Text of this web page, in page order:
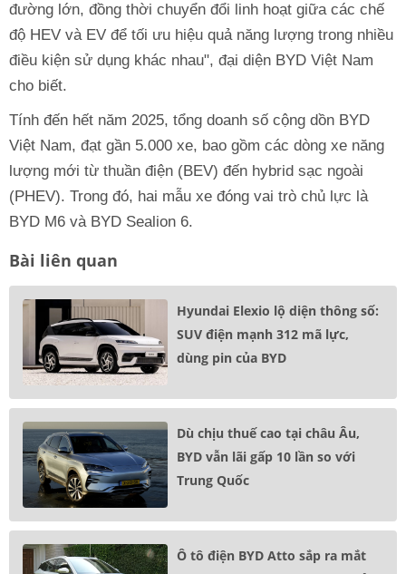
đường lớn, đồng thời chuyển đổi linh hoạt giữa các chế
độ HEV và EV để tối ưu hiệu quả năng lượng trong nhiều
điều kiện sử dụng khác nhau", đại diện BYD Việt Nam
cho biết.
Tính đến hết năm 2025, tổng doanh số cộng dồn BYD
Việt Nam, đạt gần 5.000 xe, bao gồm các dòng xe năng
lượng mới từ thuần điện (BEV) đến hybrid sạc ngoài
(PHEV). Trong đó, hai mẫu xe đóng vai trò chủ lực là
BYD M6 và BYD Sealion 6.
Bài liên quan
Hyundai Elexio lộ diện thông số:
SUV điện mạnh 312 mã lực,
dùng pin của BYD
Dù chịu thuế cao tại châu Âu,
BYD vẫn lãi gấp 10 lần so với
Trung Quốc
Ô tô điện BYD Atto sắp ra mắt